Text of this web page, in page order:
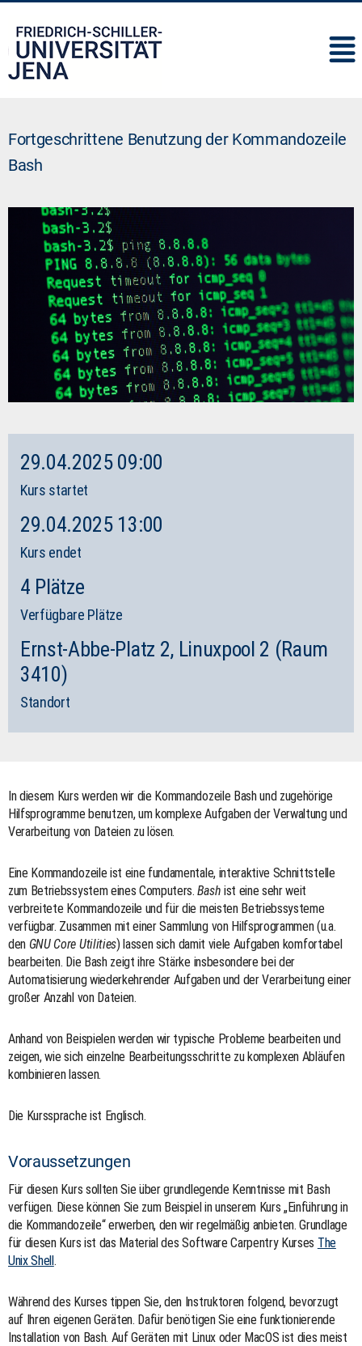
Fortgeschrittene Benutzung der Kommandozeile
Bash
29.04.2025 09:00
Kurs startet
29.04.2025 13:00
Kurs endet
4 Plätze
Verfügbare Plätze
Ernst-Abbe-Platz 2, Linuxpool 2 (Raum
3410)
Standort
In diesem Kurs werden wir die Kommandozeile Bash und zugehörige
Hilfsprogramme benutzen, um komplexe Aufgaben der Verwaltung und
Verarbeitung von Dateien zu lösen.
Eine Kommandozeile ist eine fundamentale, interaktive Schnittstelle
zum Betriebssystem eines Computers.Bash ist eine sehr weit
verbreitete Kommandozeile und für die meisten Betriebssysteme
verfügbar. Zusammen mit einer Sammlung von Hilfsprogrammen (u.a.
den GNU Core Utilities) lassen sich damit viele Aufgaben komfortabel
bearbeiten. Die Bash zeigt ihre Stärke insbesondere bei der
Automatisierung wiederkehrender Aufgaben und der Verarbeitung einer
großer Anzahl von Dateien.
Anhand von Beispielen werden wir typische Probleme bearbeiten und
zeigen, wie sich einzelne Bearbeitungsschritte zu komplexen Abläufen
kombinieren lassen.
Die Kurssprache ist Englisch.
Voraussetzungen
Für diesen Kurs sollten Sie über grundlegende Kenntnisse mit Bash
verfügen. Diese können Sie zum Beispiel in unserem Kurs „Einführung in
die Kommandozeile“ erwerben, den wir regelmäßig anbieten. Grundlage
für diesen Kurs ist das Material des Software Carpentry Kurses The
Unix Shell.
Während des Kurses tippen Sie, den Instruktoren folgend, bevorzugt
auf Ihren eigenen Geräten. Dafür benötigen Sie eine funktionierende
Installation von Bash. Auf Geräten mit Linux oder MacOS ist dies meist